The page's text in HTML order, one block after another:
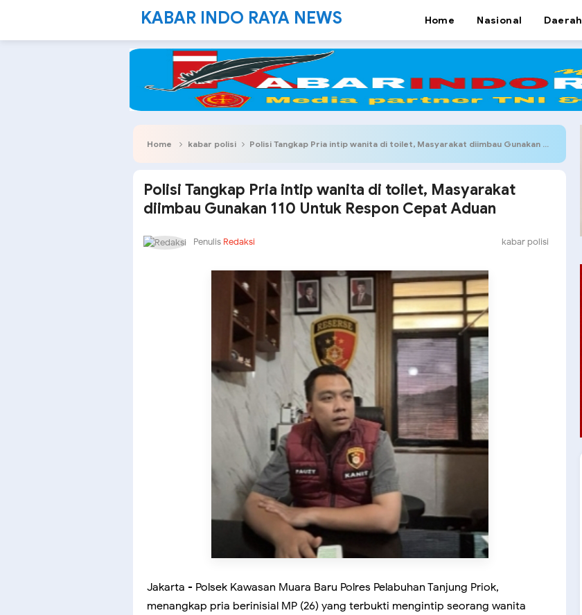
KABAR INDO RAYA NEWS Home Nasional Daerah
Home kabar polisi Polisi Tangkap Pria intip wanita di toilet, Masyarakat diimbau Gunakan 110 Untuk Respon Cepat Aduan
Polisi Tangkap Pria intip wanita di toilet, Masyarakat
diimbau Gunakan 110 Untuk Respon Cepat Aduan
Penulis Redaksi kabar polisi
Jakarta - Polsek Kawasan Muara Baru Polres Pelabuhan Tanjung Priok,
menangkap pria berinisial MP (26) yang terbukti mengintip seorang wanita